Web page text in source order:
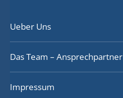
Ueber Uns
Das Team – Ansprechpartner
Impressum